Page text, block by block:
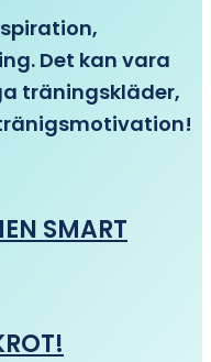
Det kan vara
träningskläder,
SMART